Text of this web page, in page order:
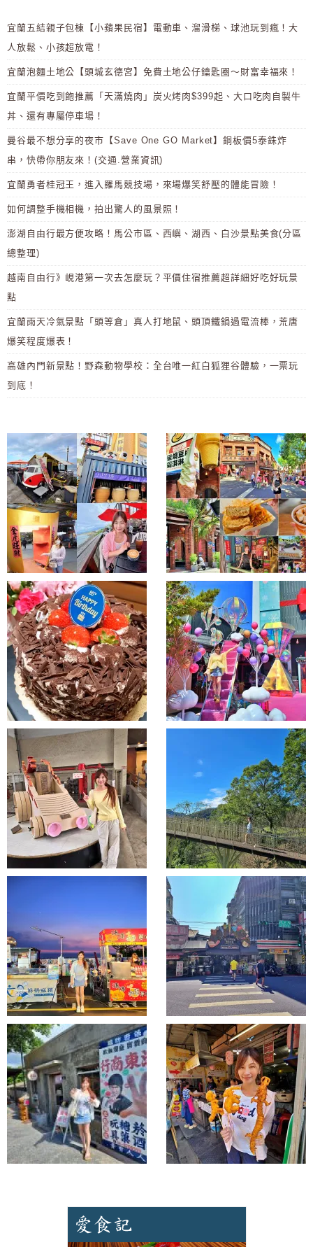
宜蘭五結親子包棟【小蘋果民宿】電動車、溜滑梯、球池玩到瘋！大
人放鬆、小孩超放電！
宜蘭泡麵土地公【頭城玄德宮】免費土地公仔鑰匙圈～財富幸福來！
宜蘭平價吃到飽推薦「天滿燒肉」炭火烤肉$399起、大口吃肉自製牛
丼、還有專屬停車場！
曼谷最不想分享的夜市【Save One GO Market】銅板價5泰銖炸
串，快帶你朋友來！(交通.營業資訊)
宜蘭勇者桂冠王，進入羅馬競技場，來場爆笑舒壓的體能冒險！
如何調整手機相機，拍出驚人的風景照！
澎湖自由行最方便攻略！馬公市區、西嶼、湖西、白沙景點美食(分區
總整理)
越南自由行》峴港第一次去怎麼玩？平價住宿推薦超詳細好吃好玩景
點
宜蘭雨天冷氣景點「頭等倉」真人打地鼠、頭頂鐵鍋過電流棒，荒唐
爆笑程度爆表！
高雄內門新景點！野森動物學校：全台唯一紅白狐狸谷體驗，一票玩
到底！